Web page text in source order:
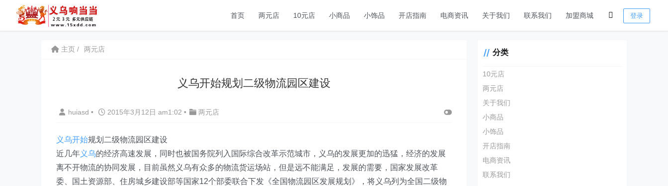
首页 两元店 10元店 小商品 小饰品 开店指南 电商资讯 关于我们 联系我们 加盟商城 登录
主页 两元店
义乌开始规划二级物流园区建设
huiasd • 2015年3月12日 am1:02 • 两元店
义乌开始规划二级物流园区建设
近几年义乌的经济高速发展，同时也被国务院列入国际综合改革示范城市，义乌的发展更加的迅猛，经济的发展
离不开物流的协同发展，目前虽然义乌有众多的物流货运场站，但是远不能满足，发展的需要，国家发展改革
委、国土资源部、住房城乡建设部等国家12个部委联合下发《全国物流园区发展规划》，将义乌列为全国二级物
分类
10元店
两元店
关于我们
小商品
小饰品
开店指南
电商资讯
联系我们